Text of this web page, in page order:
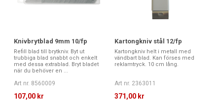
Knivbrytblad 9mm 10/fp
Refill blad till brytkniv. Byt ut
trubbiga blad snabbt och enkelt
med dessa extrablad. Bryt bladet
när du behöver en ...
Art nr. 8560009
107,00 kr
Kartongkniv stål 12/fp
Kartongkniv helt i metall med
vändbart blad. Kan förses med
reklamtryck. 10 cm lång.
Art nr. 2363011
371,00 kr